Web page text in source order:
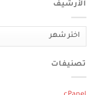
الأرشيف
الأرشيف
تصنيفات